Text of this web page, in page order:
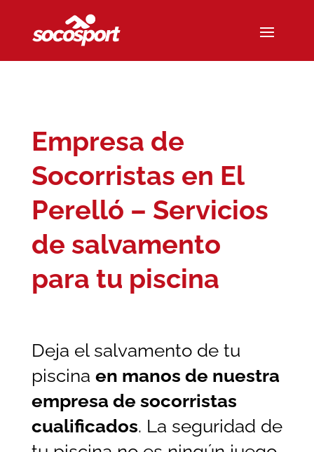
Empresa de
Socorristas en El
Perelló – Servicios
de salvamento
para tu piscina
Deja el salvamento de tu
piscina en manos de nuestra
empresa de socorristas
cualificados. La seguridad de